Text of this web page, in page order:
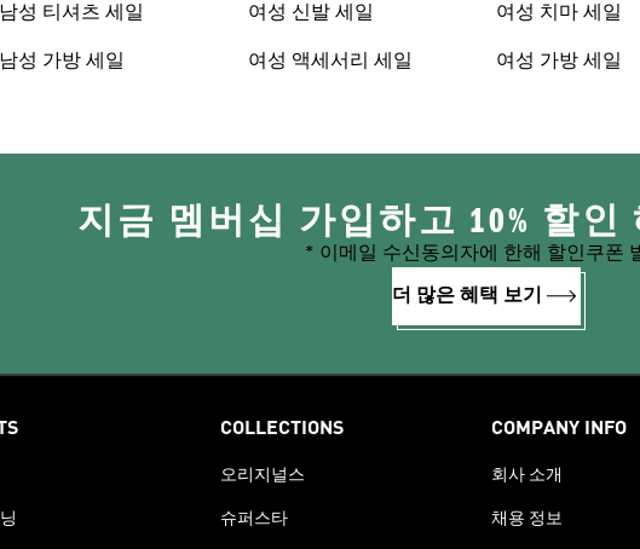
남성 티셔츠 세일
남성 가방 세일
여성 신발 세일
여성 액세서리 세일
여성 치마 세일
여성 가방 세일
지금 멤버십 가입하고 10% 할인
* 이메일 수신동의자에 한해 할인쿠폰
더 많은 혜택 보기
COLLECTIONS
오리지널스
슈퍼스타
COMPANY INFO
회사 소개
채용 정보